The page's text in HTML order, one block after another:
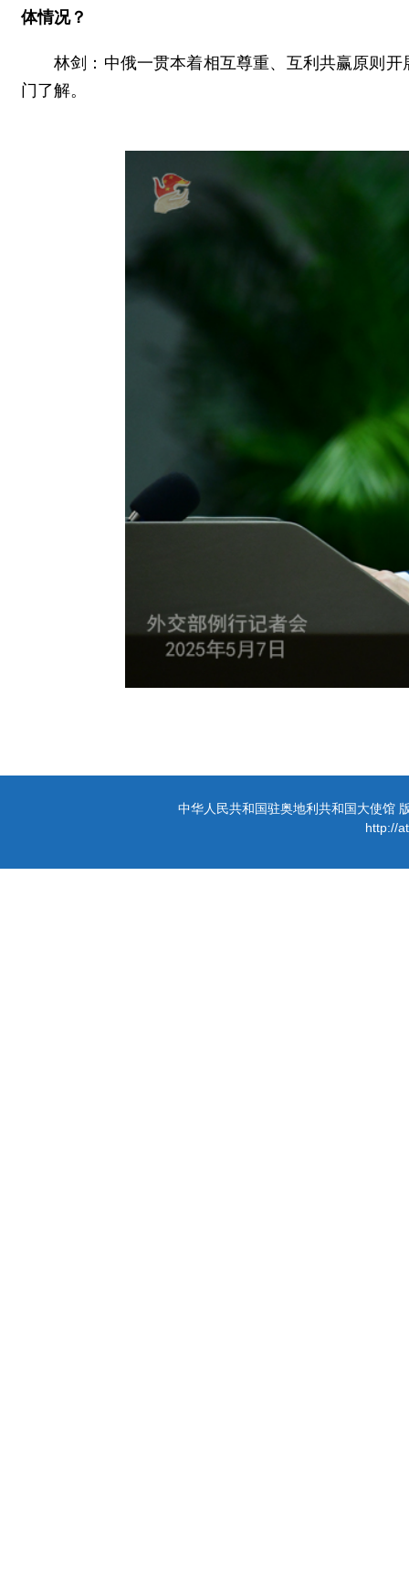
体情况？
林剑：中俄一贯本着相互尊重、互利共赢原则
门了解。
中华人民共和国驻奥地利共和国大使馆
http://